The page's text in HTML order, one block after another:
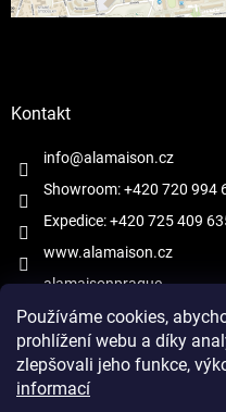
Používáme cookies,
prohlížení webu a díky
zlepšovali jeho funkce,
informací
Kontakt
info@alamaison.cz
Showroom: +420 720 994
Expedice: +420 725 409
www.alamaison.cz
alamaisonprague